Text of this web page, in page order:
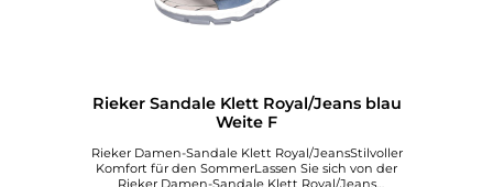
Rieker Sandale Klett Royal/Jeans blau
Weite F
Rieker Damen-Sandale Klett Royal/JeansStilvoller
Komfort für den SommerLassen Sie sich von der
Rieker Damen-Sandale Klett Royal/Jeans